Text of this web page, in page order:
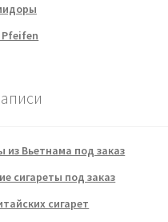
Pfeifen
из Вьетнама под заказ
сигареты под заказ
сигарет